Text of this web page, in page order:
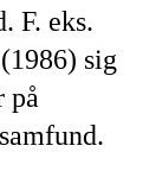
F. eks.
(1986) sig
på